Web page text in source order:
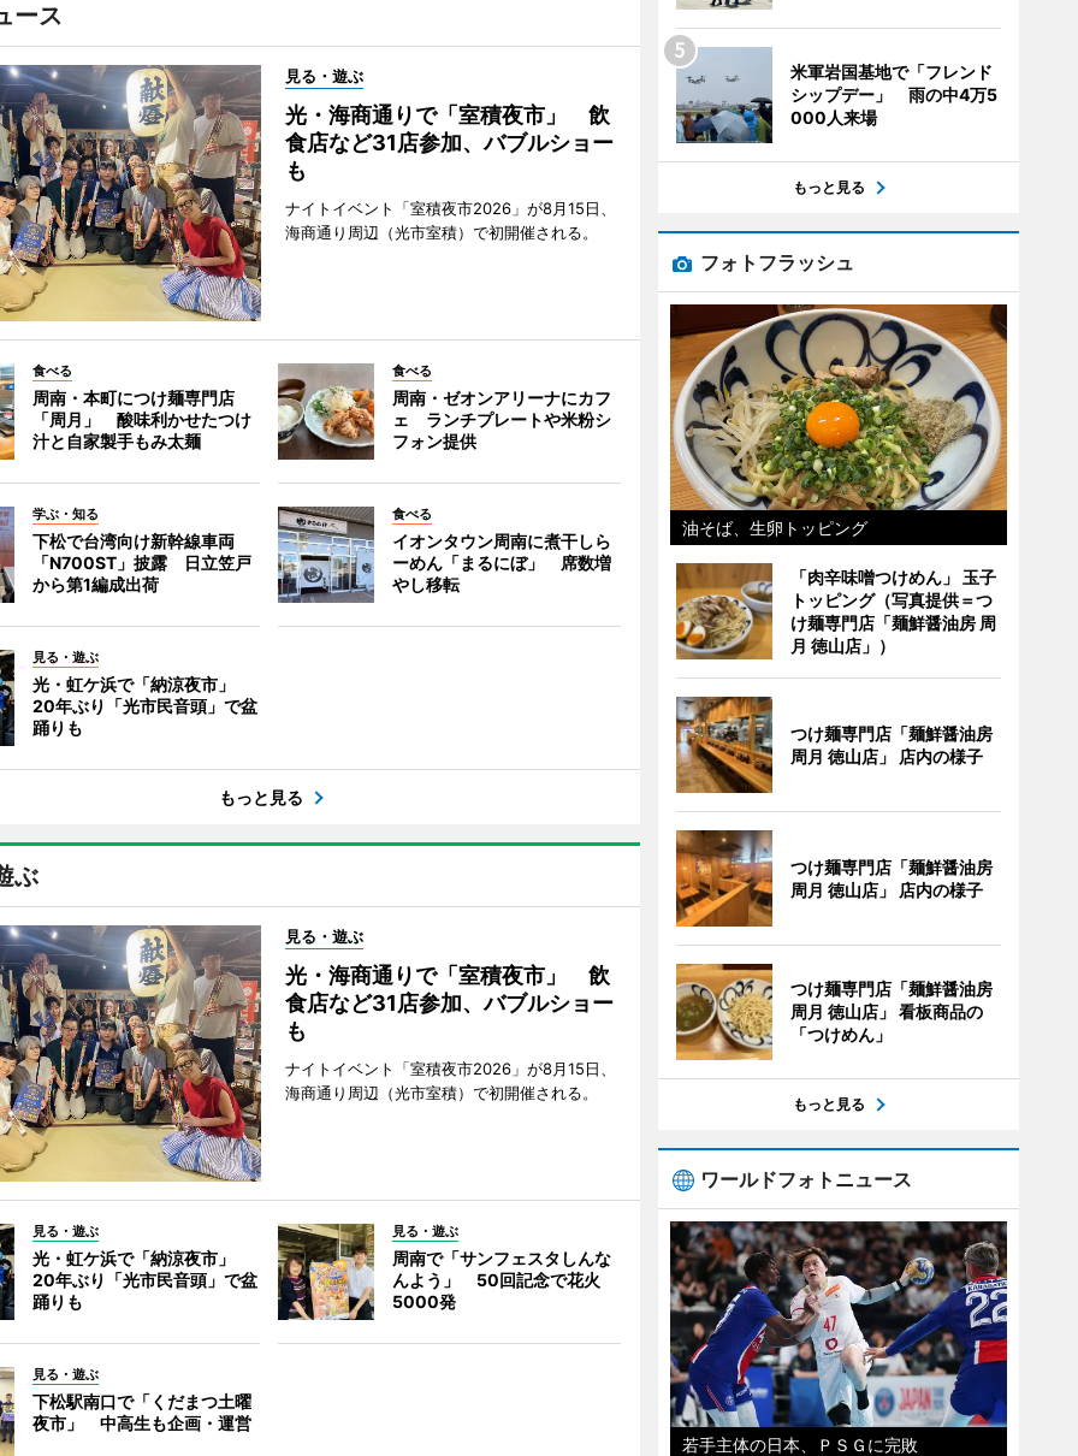
ース
見る・遊ぶ
光・海商通りで「室積夜市」 飲
食店など31店参加、バブルショー
も
ナイトイベント「室積夜市2026」が8月15日、
海商通り周辺（光市室積）で初開催される。
食べる
周南・本町につけ麺専門店
「周月」 酸味利かせたつけ
汁と自家製手もみ太麺
食べる
周南・ゼオンアリーナにカフ
ェ ランチプレートや米粉シ
フォン提供
学ぶ・知る
下松で台湾向け新幹線車両
「N700ST」披露 日立笠戸
から第1編成出荷
食べる
イオンタウン周南に煮干しら
ーめん「まるにぼ」 席数増
やし移転
見る・遊ぶ
光・虹ケ浜で「納涼夜市」
20年ぶり「光市民音頭」で盆
踊りも
もっと見る
ぶ
見る・遊ぶ
光・海商通りで「室積夜市」 飲
食店など31店参加、バブルショー
も
ナイトイベント「室積夜市2026」が8月15日、
海商通り周辺（光市室積）で初開催される。
見る・遊ぶ
光・虹ケ浜で「納涼夜市」
20年ぶり「光市民音頭」で盆
踊りも
見る・遊ぶ
周南で「サンフェスタしんな
んよう」 50回記念で花火
5000発
見る・遊ぶ
下松駅南口で「くだまつ土曜
夜市」 中高生も企画・運営
米軍岩国基地で「フレンド
シップデー」 雨の中4万5
000人来場
もっと見る
フォトフラッシュ
油そば、生卵トッピング
「肉辛味噌つけめん」 玉子
トッピング（写真提供＝つ
け麺専門店「麺鮮醤油房 周
月 徳山店」）
つけ麺専門店「麺鮮醤油房
周月 徳山店」 店内の様子
つけ麺専門店「麺鮮醤油房
周月 徳山店」 店内の様子
つけ麺専門店「麺鮮醤油房
周月 徳山店」 看板商品の
「つけめん」
もっと見る
ワールドフォトニュース
若手主体の日本、ＰＳＧに完敗